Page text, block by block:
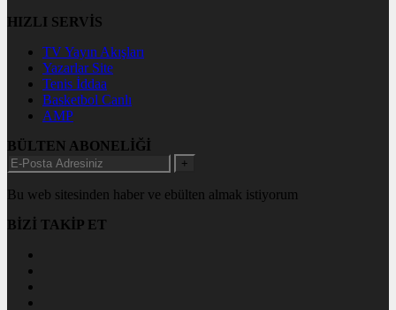
HIZLI SERVİS
TV Yayın Akışları
Yazarlar Site
Tenis İddaa
Basketbol Canlı
AMP
BÜLTEN ABONELİĞİ
+
Bu web sitesinden haber ve ebülten almak istiyorum
BİZİ TAKİP ET